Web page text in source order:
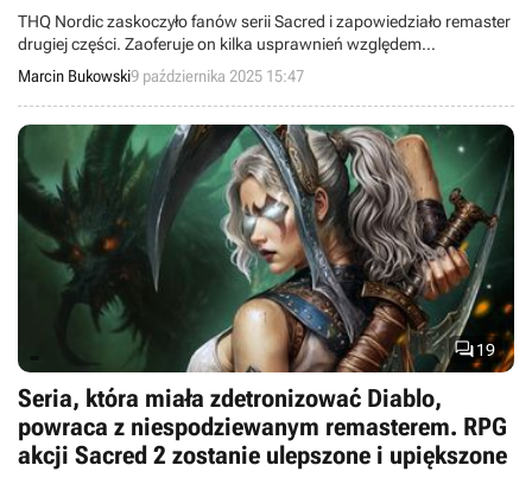
THQ Nordic zaskoczyło fanów serii Sacred i zapowiedziało remaster
drugiej części. Zaoferuje on kilka usprawnień względem
pierwowzoru.
Marcin Bukowski9 października 2025 15:47
19
Seria, która miała zdetronizować Diablo,
powraca z niespodziewanym remasterem. RPG
akcji Sacred 2 zostanie ulepszone i upiększone